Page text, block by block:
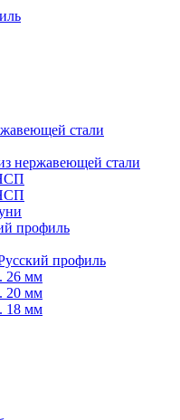
стали
нержавеющей стали
профиль
профиль
26 мм
20 мм
18 мм